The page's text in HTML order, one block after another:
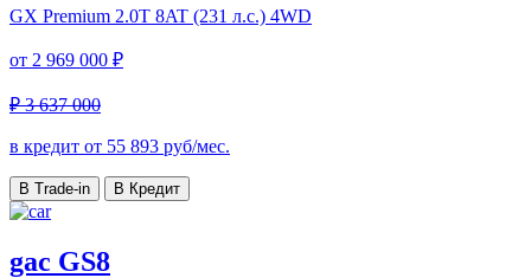
GX Premium 2.0T 8AT (231 л.с.) 4WD
от 2 969 000 ₽
₽ 3 637 000
в кредит от 55 893 руб/мес.
В Trade-in В Кредит
gac GS8